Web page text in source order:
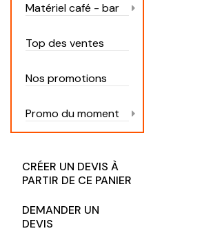
Matériel café - bar
Top des ventes
Nos promotions
Promo du moment
CRÉER UN DEVIS À
PARTIR DE CE PANIER
DEMANDER UN
DEVIS